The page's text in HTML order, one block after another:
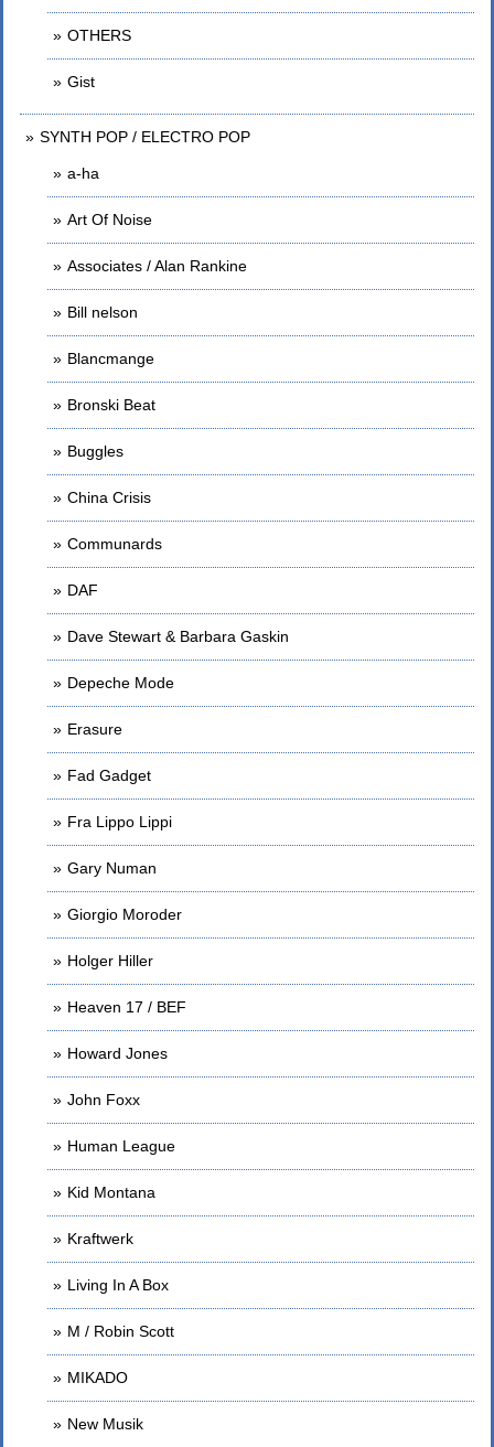
OTHERS
Gist
SYNTH POP / ELECTRO POP
a-ha
Art Of Noise
Associates / Alan Rankine
Bill nelson
Blancmange
Bronski Beat
Buggles
China Crisis
Communards
DAF
Dave Stewart & Barbara Gaskin
Depeche Mode
Erasure
Fad Gadget
Fra Lippo Lippi
Gary Numan
Giorgio Moroder
Holger Hiller
Heaven 17 / BEF
Howard Jones
John Foxx
Human League
Kid Montana
Kraftwerk
Living In A Box
M / Robin Scott
MIKADO
New Musik